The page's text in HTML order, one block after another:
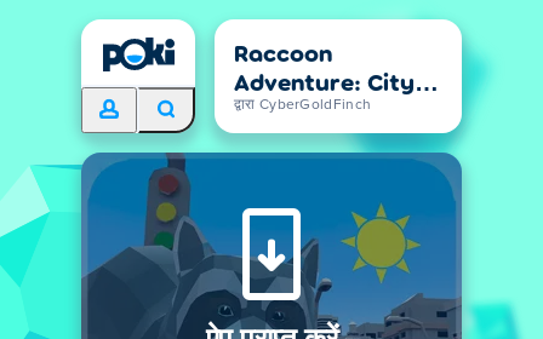
Raccoon
Adventure: City
Simulator 3D
द्वारा CyberGoldFinch